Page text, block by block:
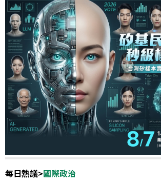
每日熱議>國際政治